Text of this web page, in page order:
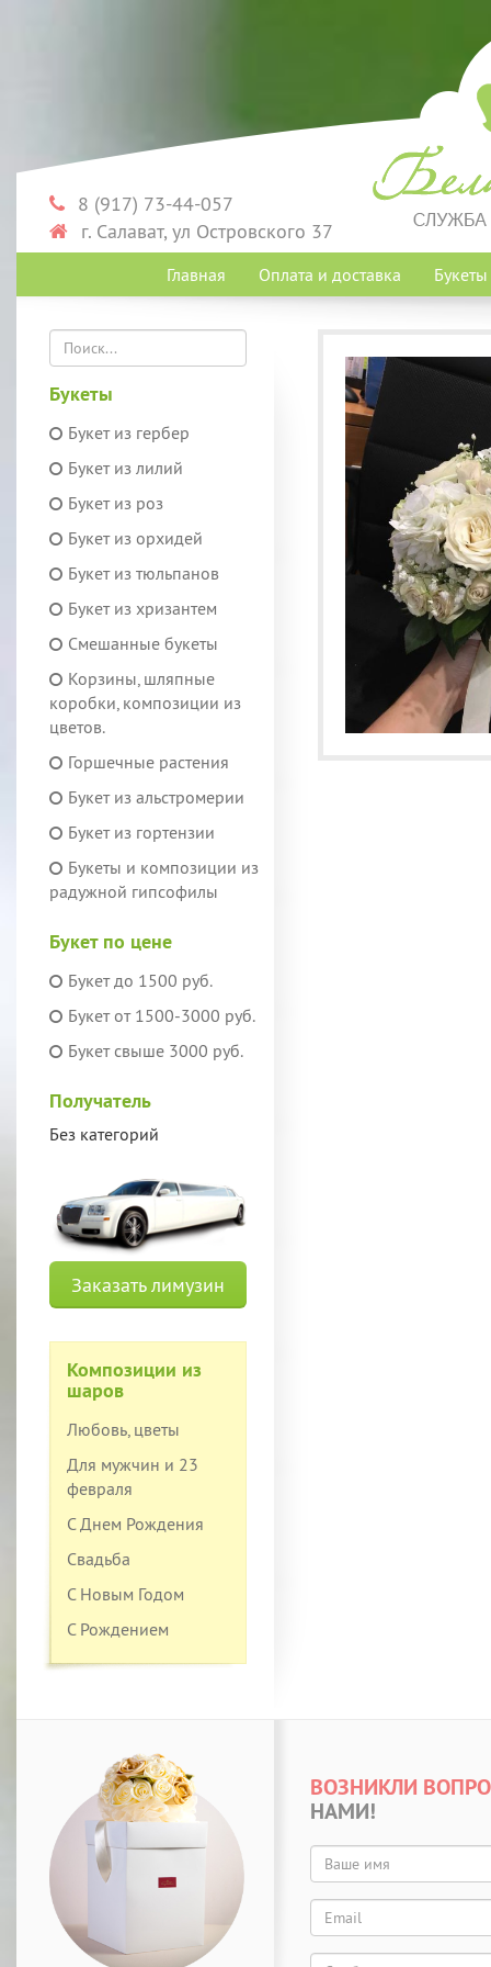
8 (917) 73-44-057
г. Салават, ул Островского 37
Главная Оплата и доставка Букеты
Букеты
Букет из гербер
Букет из лилий
Букет из роз
Букет из орхидей
Букет из тюльпанов
Букет из хризантем
Смешанные букеты
Корзины, шляпные
коробки, композиции из
цветов.
Горшечные растения
Букет из альстромерии
Букет из гортензии
Букеты и композиции из
радужной гипсофилы
Букет по цене
Букет до 1500 руб.
Букет от 1500-3000 руб.
Букет свыше 3000 руб.
Получатель
Без категорий
Заказать лимузин
Композиции из
шаров
Любовь, цветы
Для мужчин и 23
февраля
С Днем Рождения
Свадьба
С Новым Годом
С Рождением
ВОЗНИКЛИ
НАМИ!